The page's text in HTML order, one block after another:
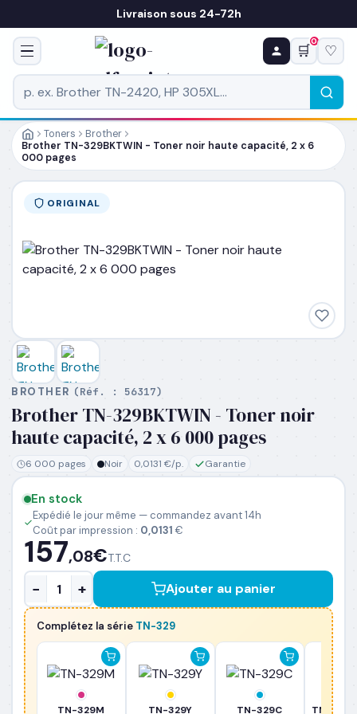
Livraison sous 24-72h
🛒
0
♡
Toners
Brother
Brother TN-329BKTWIN - Toner noir haute capacité, 2 x 6
000 pages
ORIGINAL
BROTHER (Réf. : 56317)
Brother TN-329BKTWIN - Toner noir
haute capacité, 2 x 6 000 pages
6 000 pages Noir 0,0131 €/p. Garantie
En stock
Expédié le jour même — commandez avant 14h
Coût par impression : 0,0131€
157,08€T.T.C
− + Ajouter au panier
Complétez la série TN-329
TN-329M TN-329Y TN-329C TN-
♻ COMMANDE RÉCURRENTE
Prévoyez & économisez
vous prépare un devis personnalisé
RÉFÉRENCE DU PRODUIT*
DATE DE PREMIÈRE LIVRAISON SOUHAITÉE
PRÉNOM*
NOM*
EMAIL PROFESSIONNEL*
TÉLÉPHONE
SOCIÉTÉ
PRÉCISEZ VOS BESOINS (OPTIONNEL)